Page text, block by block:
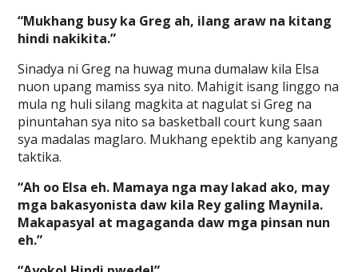
“Mukhang busy ka Greg ah, ilang araw na kitang
hindi nakikita.”
Sinadya ni Greg na huwag muna dumalaw kila Elsa
nuon upang mamiss sya nito. Mahigit isang linggo na
mula ng huli silang magkita at nagulat si Greg na
pinuntahan sya nito sa basketball court kung saan
sya madalas maglaro. Mukhang epektib ang kanyang
taktika.
“Ah oo Elsa eh. Mamaya nga may lakad ako, may
mga bakasyonista daw kila Rey galing Maynila.
Makapasyal at magaganda daw mga pinsan nun
eh.”